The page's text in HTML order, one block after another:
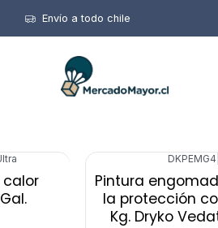
Envío a todo chile
Inicio Pinturas
Pinturas
DKPEMG4
Pintura
la protección
Kg. Dryko